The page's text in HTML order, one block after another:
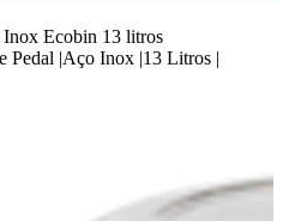
Ecobin 13 litros
Pedal |Aço Inox |13 Litros |